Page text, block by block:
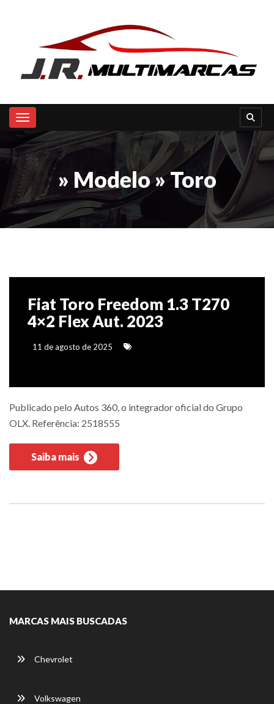
Toggle navigation
» Modelo » Toro
Fiat Toro Freedom 1.3 T270
4×2 Flex Aut. 2023
11 de agosto de 2025
Publicado pelo Autos 360, o integrador oficial do Grupo
OLX. Referência: 2518555
Saiba mais
MARCAS MAIS BUSCADAS
Chevrolet
Volkswagen